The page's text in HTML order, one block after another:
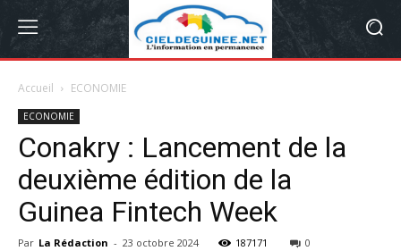
Accueil ECONOMIE
ECONOMIE
Conakry : Lancement de la
deuxième édition de la
Guinea Fintech Week
Par La Rédaction - 23 octobre 2024 187171 0